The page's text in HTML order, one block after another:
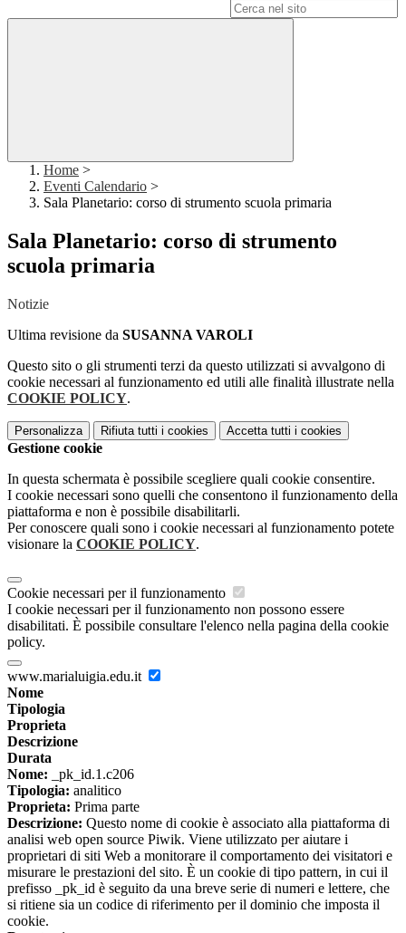
Home >
Eventi Calendario >
Sala Planetario: corso di strumento scuola primaria
Sala Planetario: corso di strumento
scuola primaria
Notizie
Ultima revisione da SUSANNA VAROLI
Questo sito o gli strumenti terzi da questo utilizzati si avvalgono di
cookie necessari al funzionamento ed utili alle finalità illustrate nella
COOKIE POLICY.
Personalizza Rifiuta tutti i cookies Accetta tutti i cookies
Gestione cookie
In questa schermata è possibile scegliere quali cookie consentire.
I cookie necessari sono quelli che consentono il funzionamento della
piattaforma e non è possibile disabilitarli.
Per conoscere quali sono i cookie necessari al funzionamento potete
visionare la COOKIE POLICY.
Cookie necessari per il funzionamento
I cookie necessari per il funzionamento non possono essere
disabilitati. È possibile consultare l'elenco nella pagina della cookie
policy.
www.marialuigia.edu.it
Nome
Tipologia
Proprieta
Descrizione
Durata
Nome: _pk_id.1.c206
Tipologia: analitico
Proprieta: Prima parte
Descrizione: Questo nome di cookie è associato alla piattaforma di
analisi web open source Piwik. Viene utilizzato per aiutare i
proprietari di siti Web a monitorare il comportamento dei visitatori e
misurare le prestazioni del sito. È un cookie di tipo pattern, in cui il
prefisso _pk_id è seguito da una breve serie di numeri e lettere, che
si ritiene sia un codice di riferimento per il dominio che imposta il
cookie.